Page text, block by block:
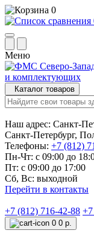
0
Меню
Каталог товаров
Наш адрес: Санкт-
Санкт-Петербург,
Телефоны: +7 (812)
Пн-Чт: с 09:00 до
Пт: с 09:00 до 17:00
Сб, Вс: выходной
Перейти в контакты
+7 (812) 716-42-88
0 0 р.